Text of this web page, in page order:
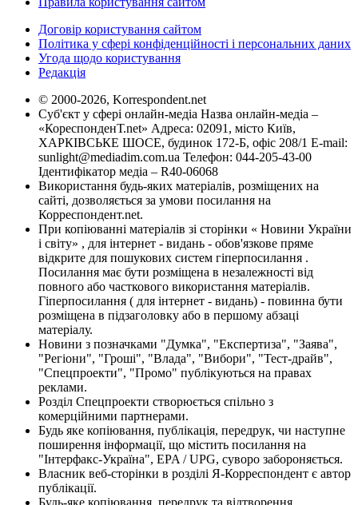
Договір користування сайтом
Політика у сфері конфіденційності і персональних даних
Угода щодо користування
Редакція
© 2000-2026, Korrespondent.net
Суб'єкт у сфері онлайн-медіа Назва онлайн-медіа –
«КореспонденТ.net» Адреса: 02091, місто Київ,
ХАРКІВСЬКЕ ШОСЕ, будинок 172-Б, офіс 208/1 E-mail:
sunlight@mediadim.com.ua Телефон: 044-205-43-00
Ідентифікатор медіа – R40-06068
Використання будь-яких матеріалів, розміщених на
сайті, дозволяється за умови посилання на
Корреспондент.net.
При копіюванні матеріалів зі сторінки « Новини України
і світу» , для інтернет - видань - обов'язкове пряме
відкрите для пошукових систем гіперпосилання .
Посилання має бути розміщена в незалежності від
повного або часткового використання матеріалів.
Гіперпосилання ( для інтернет - видань) - повинна бути
розміщена в підзаголовку або в першому абзаці
матеріалу.
Новини з позначками "Думка", "Експертиза", "Заява",
"Регіони", "Гроші", "Влада", "Вибори", "Тест-драйв",
"Спецпроекти", "Промо" публікуються на правах
реклами.
Розділ Спецпроекти створюється спільно з
комерційними партнерами.
Будь яке копіювання, публікація, передрук, чи наступне
поширення інформації, що містить посилання на
"Інтерфакс-Україна", EPA / UPG, суворо забороняється.
Власник веб-сторінки в розділі Я-Корреспондент є автор
публікації.